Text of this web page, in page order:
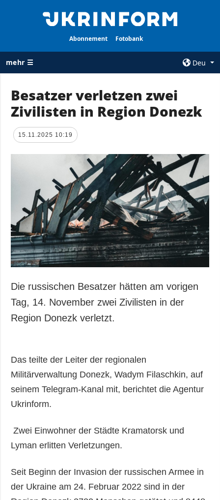
Abonnement Fotobank
mehr ☰
Deu
ALLE
Krieg
Wiederaufbau
Wirtschaft
Militär
Gesellschaft und
Kultur
Sport
Kriminalität
Notstand und
AGENTUR
services
Politik zur
Vertraulichkeit
und zum Schutz
personenbezogener
Daten
ZUSÄTZLICH
Fotos
Video
Besatzer verletzen zwei
Zivilisten in Region Donezk
15.11.2025 10:19
Die russischen Besatzer hätten am vorigen
Tag, 14. November zwei Zivilisten in der
Region Donezk verletzt.
Das teilte der Leiter der regionalen
Militärverwaltung Donezk, Wadym Filaschkin, auf
seinem Telegram-Kanal mit, berichtet die Agentur
Ukrinform.
Zwei Einwohner der Städte Kramatorsk und
Lyman erlitten Verletzungen.
Seit Beginn der Invasion der russischen Armee in
der Ukraine am 24. Februar 2022 sind in der